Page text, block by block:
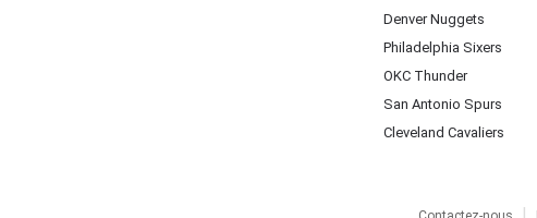
Denver Nuggets
Philadelphia Sixers
OKC Thunder
San Antonio Spurs
Cleveland Cavaliers